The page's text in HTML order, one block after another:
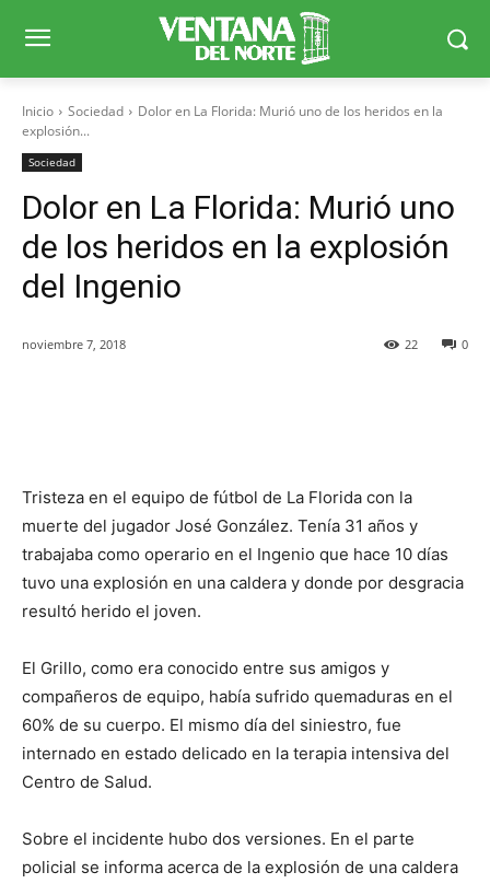
Inicio Sociedad
Dolor en La Florida: Murió uno de los heridos en la
explosión...
Sociedad
Dolor en La Florida: Murió uno
de los heridos en la explosión
del Ingenio
noviembre 7, 2018 0
22
Tristeza en el equipo de fútbol de La Florida con la
muerte del jugador José González. Tenía 31 años y
trabajaba como operario en el Ingenio que hace 10 días
tuvo una explosión en una caldera y donde por desgracia
resultó herido el joven.
El Grillo, como era conocido entre sus amigos y
compañeros de equipo, había sufrido quemaduras en el
60% de su cuerpo. El mismo día del siniestro, fue
internado en estado delicado en la terapia intensiva del
Centro de Salud.
Sobre el incidente hubo dos versiones. En el parte
policial se informa acerca de la explosión de una caldera